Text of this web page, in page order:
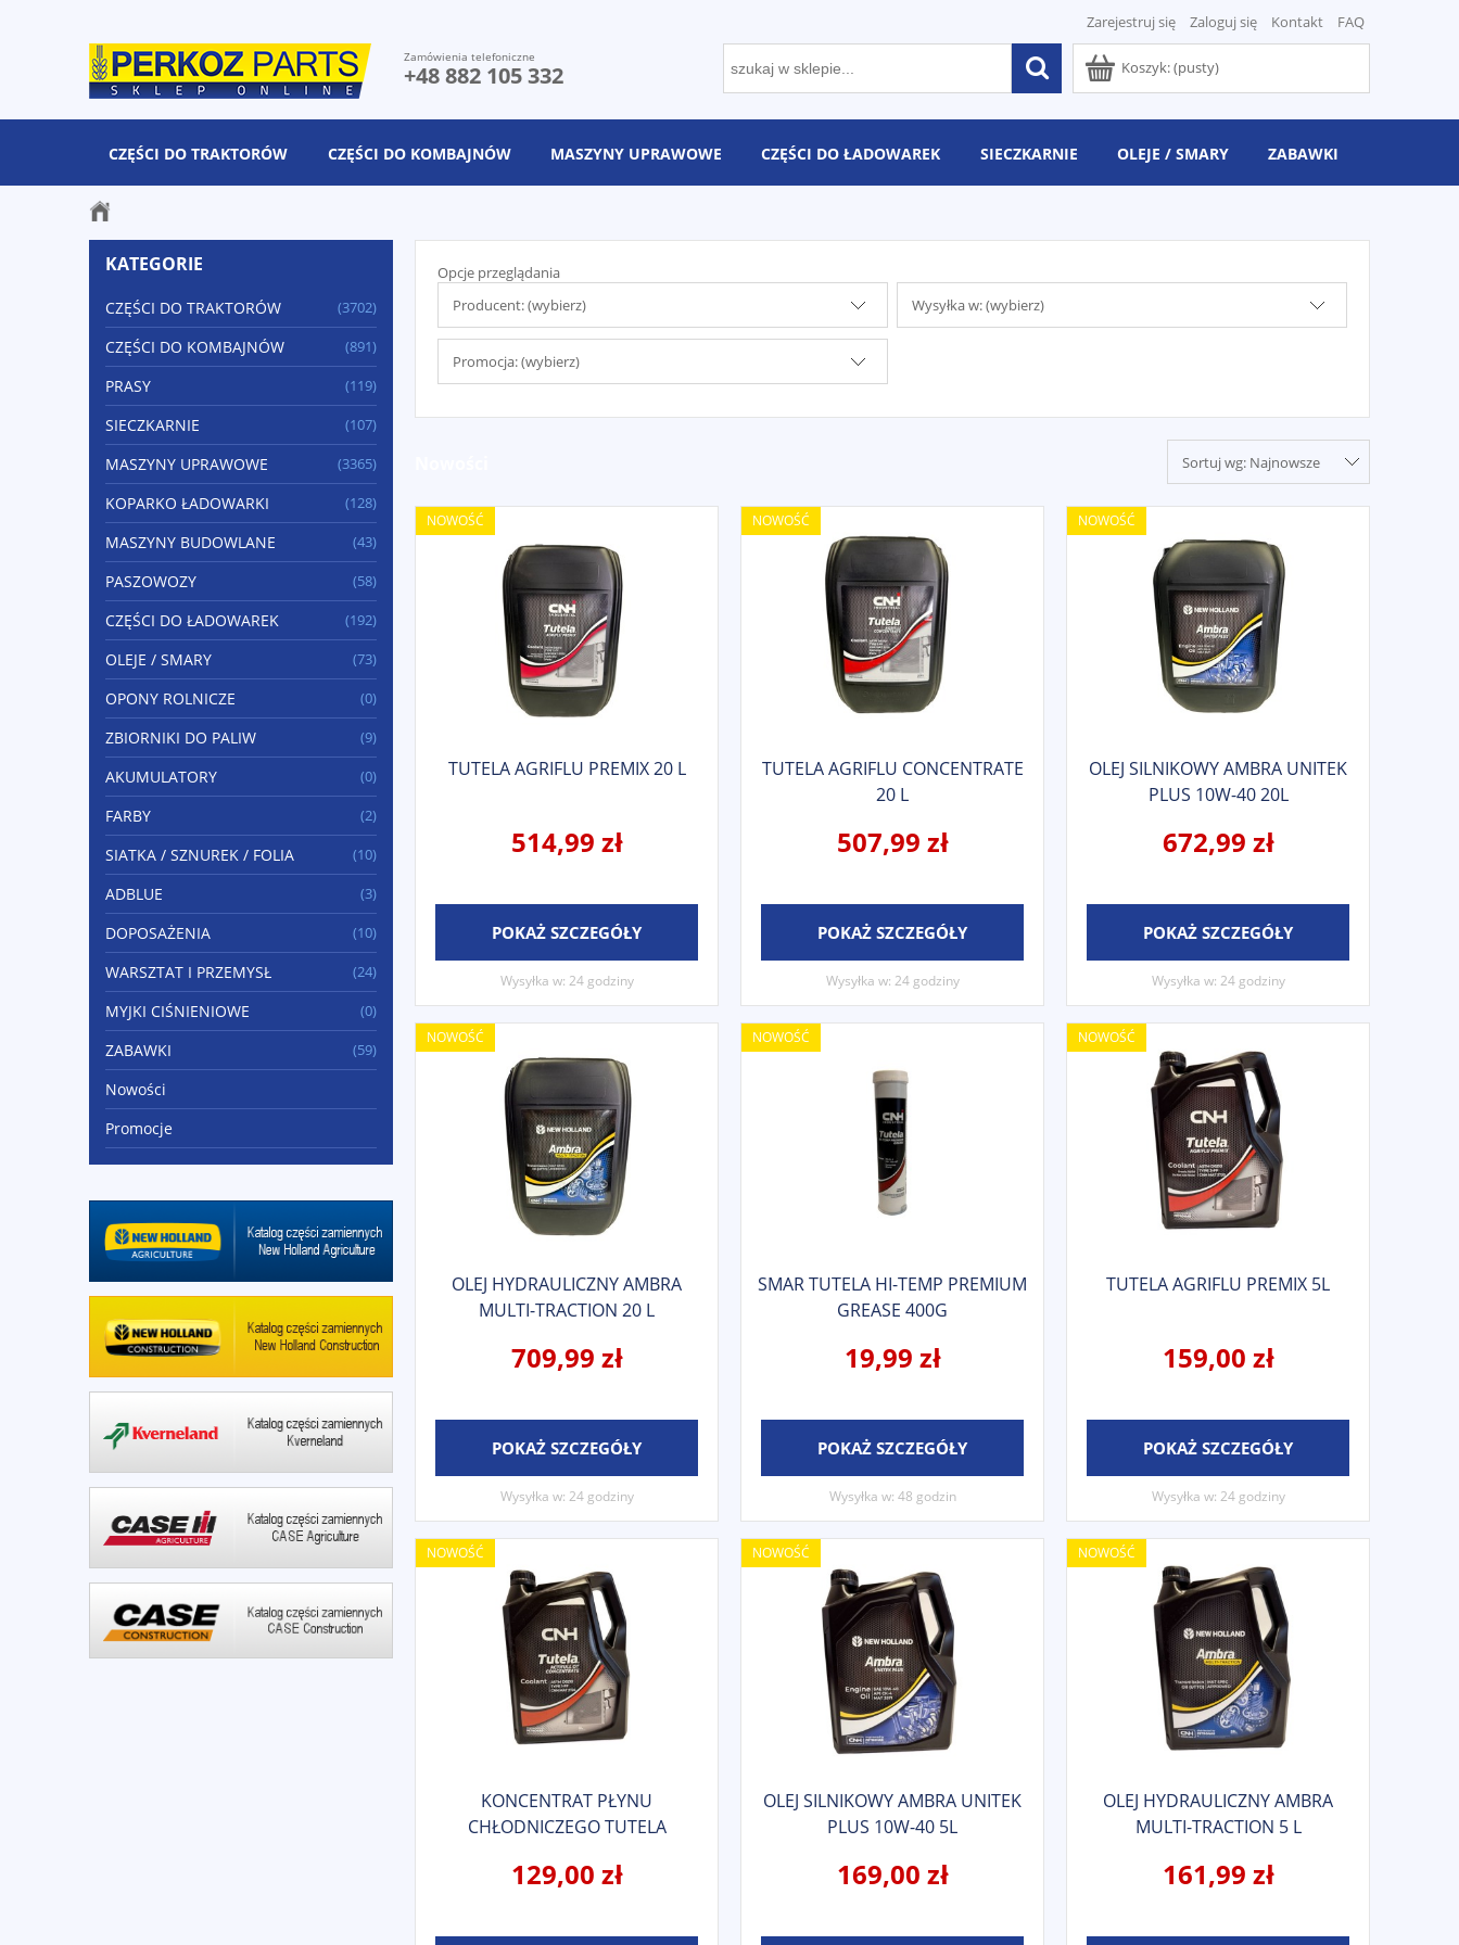
Zarejestruj się Zaloguj się Kontakt FAQ
Koszyk:(pusty)
Zamówienia telefoniczne
+48 882 105 332
CZĘŚCI DO TRAKTORÓW CZĘŚCI DO KOMBAJNÓW MASZYNY UPRAWOWE CZĘŚCI DO ŁADOWAREK SIECZKARNIE OLEJE / SMARY ZABAWKI
KATEGORIE
CZĘŚCI DO TRAKTORÓW (3702)
CZĘŚCI DO KOMBAJNÓW (891)
PRASY (119)
SIECZKARNIE (107)
MASZYNY UPRAWOWE (3365)
KOPARKO ŁADOWARKI (128)
MASZYNY BUDOWLANE (43)
PASZOWOZY (58)
CZĘŚCI DO ŁADOWAREK (192)
OLEJE / SMARY (73)
OPONY ROLNICZE (0)
ZBIORNIKI DO PALIW (9)
AKUMULATORY (0)
FARBY (2)
SIATKA / SZNUREK / FOLIA (10)
ADBLUE (3)
DOPOSAŻENIA (10)
WARSZTAT I PRZEMYSŁ (24)
MYJKI CIŚNIENIOWE (0)
ZABAWKI (59)
Nowości
Promocje
Opcje przeglądania
Producent: (wybierz)
Wysyłka w: (wybierz)
Promocja: (wybierz)
Sortuj wg: Najnowsze
TUTELA AGRIFLU PREMIX 20 L
514,99 zł
POKAŻ SZCZEGÓŁY
Wysyłka w: 24 godziny
NOWOŚĆ
TUTELA AGRIFLU CONCENTRATE
20 L
507,99 zł
POKAŻ SZCZEGÓŁY
Wysyłka w: 24 godziny
NOWOŚĆ
OLEJ SILNIKOWY AMBRA UNITEK
PLUS 10W-40 20L
672,99 zł
POKAŻ SZCZEGÓŁY
Wysyłka w: 24 godziny
NOWOŚĆ
OLEJ HYDRAULICZNY AMBRA
MULTI-TRACTION 20 L
709,99 zł
POKAŻ SZCZEGÓŁY
Wysyłka w: 24 godziny
NOWOŚĆ
SMAR TUTELA HI-TEMP PREMIUM
GREASE 400G
19,99 zł
POKAŻ SZCZEGÓŁY
Wysyłka w: 48 godzin
NOWOŚĆ
TUTELA AGRIFLU PREMIX 5L
159,00 zł
POKAŻ SZCZEGÓŁY
Wysyłka w: 24 godziny
NOWOŚĆ
KONCENTRAT PŁYNU
CHŁODNICZEGO TUTELA
129,00 zł
NOWOŚĆ
OLEJ SILNIKOWY AMBRA UNITEK
PLUS 10W-40 5L
169,00 zł
NOWOŚĆ
OLEJ HYDRAULICZNY AMBRA
MULTI-TRACTION 5 L
161,99 zł
NOWOŚĆ